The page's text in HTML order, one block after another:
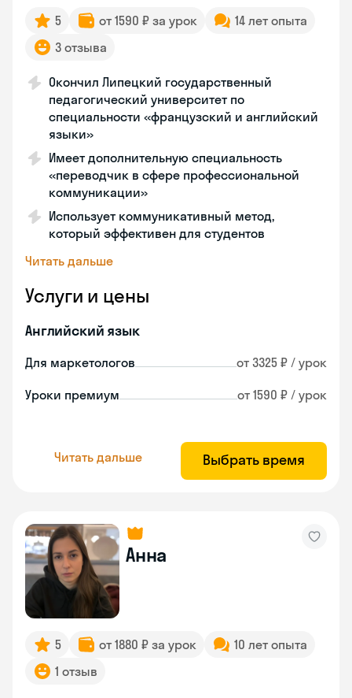
5 от 1590 ₽ за урок
14 лет опыта
3 отзыва
Окончил Липецкий государственный
педагогический университет по
специальности «французский и английский
языки»
Имеет дополнительную специальность
«переводчик в сфере профессиональной
коммуникации»
Использует коммуникативный метод,
который эффективен для студентов
Читать дальше
Услуги и цены
Английский язык
Для маркетологов от 3325 ₽ / урок
Уроки премиум от 1590 ₽ / урок
Читать дальше Выбрать время
Анна
5 от 1880 ₽ за урок
10 лет опыта
1 отзыв